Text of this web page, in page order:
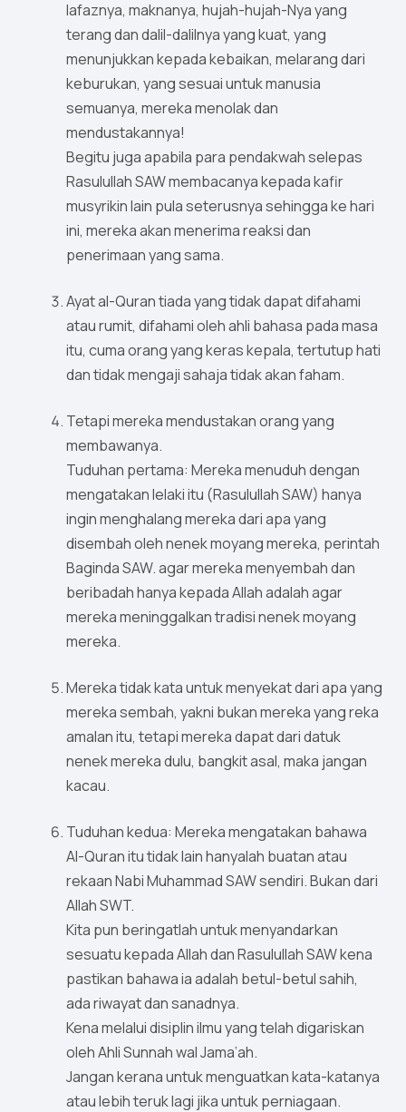
lafaznya, maknanya, hujah-hujah-Nya yang
terang dan dalil-dalilnya yang kuat, yang
menunjukkan kepada kebaikan, melarang dari
keburukan, yang sesuai untuk manusia
semuanya, mereka menolak dan
mendustakannya!
Begitu juga apabila para pendakwah selepas
Rasulullah SAW membacanya kepada kafir
musyrikin lain pula seterusnya sehingga ke hari
ini, mereka akan menerima reaksi dan
penerimaan yang sama.
Ayat al-Quran tiada yang tidak dapat difahami
atau rumit, difahami oleh ahli bahasa pada masa
itu, cuma orang yang keras kepala, tertutup hati
dan tidak mengaji sahaja tidak akan faham.
Tetapi mereka mendustakan orang yang
membawanya.
Tuduhan pertama: Mereka menuduh dengan
mengatakan lelaki itu (Rasulullah SAW) hanya
ingin menghalang mereka dari apa yang
disembah oleh nenek moyang mereka, perintah
Baginda SAW. agar mereka menyembah dan
beribadah hanya kepada Allah adalah agar
mereka meninggalkan tradisi nenek moyang
mereka.
Mereka tidak kata untuk menyekat dari apa yang
mereka sembah, yakni bukan mereka yang reka
amalan itu, tetapi mereka dapat dari datuk
nenek mereka dulu, bangkit asal, maka jangan
kacau.
Tuduhan kedua: Mereka mengatakan bahawa
Al-Quran itu tidak lain hanyalah buatan atau
rekaan Nabi Muhammad SAW sendiri. Bukan dari
Allah SWT.
Kita pun beringatlah untuk menyandarkan
sesuatu kepada Allah dan Rasulullah SAW kena
pastikan bahawa ia adalah betul-betul sahih,
ada riwayat dan sanadnya.
Kena melalui disiplin ilmu yang telah digariskan
oleh Ahli Sunnah wal Jama’ah.
Jangan kerana untuk menguatkan kata-katanya
atau lebih teruk lagi jika untuk perniagaan.